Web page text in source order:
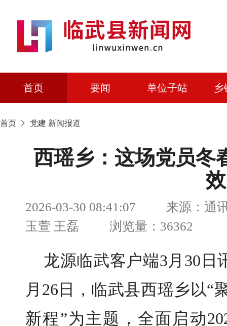
首页 要闻 单位子站
首页 党建 新闻报道
西瑶乡：这场党员冬
2026-03-30 08:41:07 来源：通讯
玉萱 王磊 浏览量：36362
龙源临武客户端3月30日
月26日，临武县西瑶乡以“
新程”为主题，全面启动